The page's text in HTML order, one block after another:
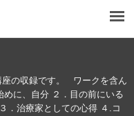
の収録です。 ワークを含ん
に、自分 ２．目の前にいる
治療家としての心得 ４.コ